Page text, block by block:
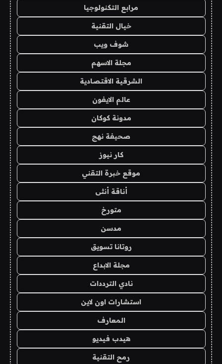
مرابع التكنولوجيا
خيال التقنية
شوف ويب
مجلة الاسهم
الشرقية الاقتصادية
عالم الايفون
مدونة كوكان
صحيفة نهج
كار نيوز
موقع خبرة التقني
أناقة أنثى
متورخ
مدسن
روتانا تسويق
مجلة الابداع
نادي الترددات
استشارات اون لاين
المعارف
هيدب فيديو
رمح التقنية